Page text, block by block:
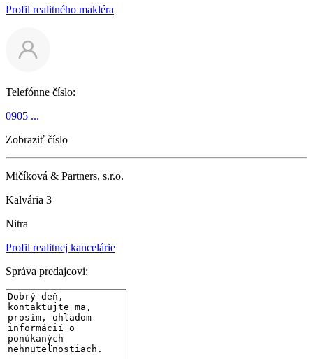
Profil realitného makléra
Telefónne číslo:
0905 ...
Zobraziť číslo
Mičíková & Partners, s.r.o.
Kalvária 3
Nitra
Profil realitnej kancelárie
Správa predajcovi: